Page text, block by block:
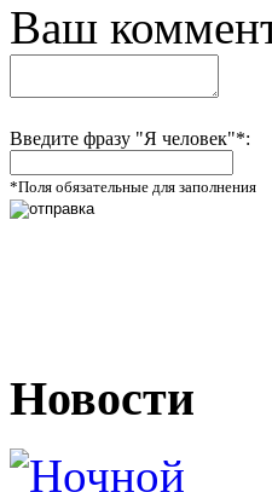
Ваш
Введите фразу "Я человек"*:
*Поля обязательные для заполнения
Новости